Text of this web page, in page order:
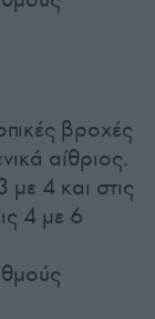
βροχές
αίθριος.
με 4 και στις
4 με 6